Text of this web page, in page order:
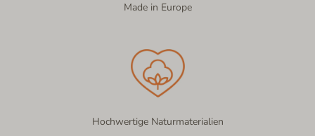
Made in Europe
Hochwertige Naturmaterialien